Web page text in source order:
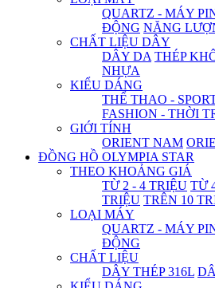
QUARTZ - MÁY
ĐỘNG NĂNG
CHẤT LIỆU DÂY
DÂY DA THÉP
NHỰA
KIỂU DÁNG
THỂ THAO -
FASHION - THỜI
GIỚI TÍNH
ORIENT NAM
ĐỒNG HỒ OLYMPIA STAR
THEO KHOẢNG GIÁ
TỪ 2 - 4 TRIỆU TỪ
TRIỆU TRÊN 10
LOẠI MÁY
QUARTZ - MÁY
ĐỘNG
CHẤT LIỆU
DÂY THÉP 316L